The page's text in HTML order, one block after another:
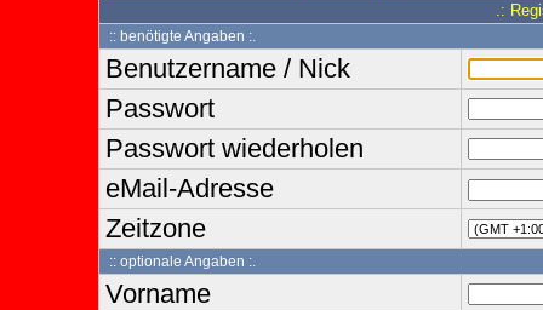
.:
:: benötigte Angaben :.
Benutzername / Nick
Passwort
Passwort wiederholen
eMail-Adresse
Zeitzone
:: optionale Angaben :.
Vorname